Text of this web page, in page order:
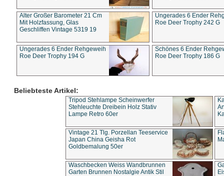
Alter Großer Barometer 21 Cm
Mit Holzfassung, Glas
Geschliffen Vintage 5319 19
Ungerades 6 Ender
Roe Deer Trophy 242 G
Ungerades 6 Ender Rehgeweih
Roe Deer Trophy 194 G
Schönes 6 Ender
Roe Deer Trophy 186 G
Beliebteste Artikel:
Tripod Stehlampe Scheinwerfer
Stehleuchte Dreibein Holz Stativ
Lampe Retro 60er
Vintage 21 Tlg. Porzellan Teeservice
Japan China Geisha Rot
Goldbemalung 50er
Waschbecken Weiss Wandbrunnen
Garten Brunnen Nostalgie Antik Stil